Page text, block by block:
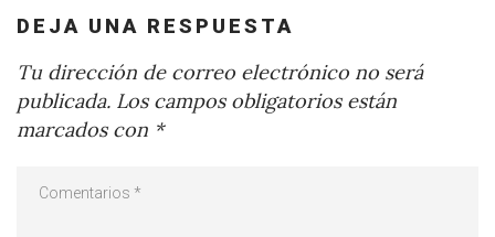
DEJA UNA RESPUESTA
Tu dirección de correo electrónico no será
publicada. Los campos obligatorios están
marcados con *